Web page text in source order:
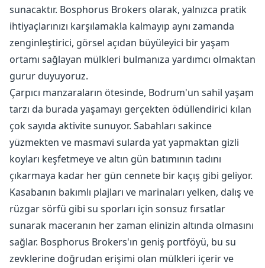
sunacaktır. Bosphorus Brokers olarak, yalnızca pratik
ihtiyaçlarınızı karşılamakla kalmayıp aynı zamanda
zenginleştirici, görsel açıdan büyüleyici bir yaşam
ortamı sağlayan mülkleri bulmanıza yardımcı olmaktan
gurur duyuyoruz.
Çarpıcı manzaraların ötesinde, Bodrum'un sahil yaşam
tarzı da burada yaşamayı gerçekten ödüllendirici kılan
çok sayıda aktivite sunuyor. Sabahları sakince
yüzmekten ve masmavi sularda yat yapmaktan gizli
koyları keşfetmeye ve altın gün batımının tadını
çıkarmaya kadar her gün cennete bir kaçış gibi geliyor.
Kasabanın bakımlı plajları ve marinaları yelken, dalış ve
rüzgar sörfü gibi su sporları için sonsuz fırsatlar
sunarak maceranın her zaman elinizin altında olmasını
sağlar. Bosphorus Brokers'ın geniş portföyü, bu su
zevklerine doğrudan erişimi olan mülkleri içerir ve